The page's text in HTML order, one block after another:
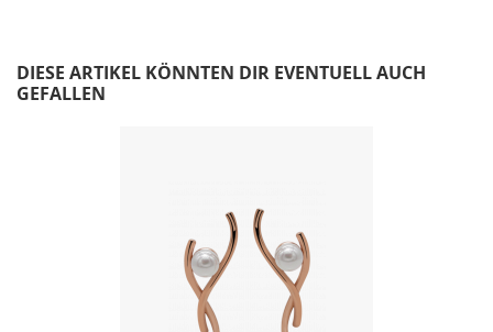
DIESE ARTIKEL KÖNNTEN DIR EVENTUELL AUCH
GEFALLEN